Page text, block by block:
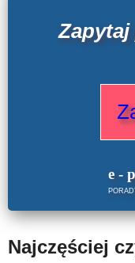
e -
Najczęściej